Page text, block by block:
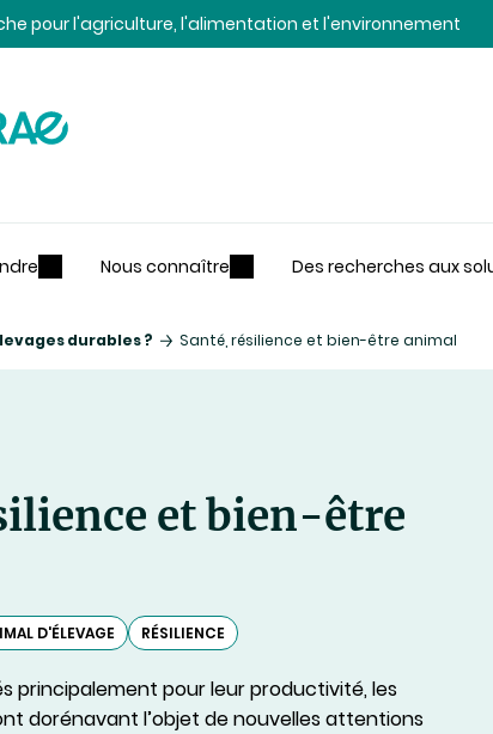
pour l'agriculture, l'alimentation et l'environnement
Nous connaître Des recherches aux
durables ? Santé, résilience et bien-être animal
et bien-être
D'ÉLEVAGE RÉSILIENCE
principalement pour leur productivité, les
dorénavant l’objet de nouvelles attentions